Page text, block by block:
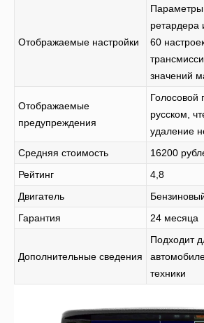
Отображаемые настройки
Параметры
ретардера
60
значений
Отображаемые
предупреждения
Голосовой
русском,
удаление
Средняя стоимость
16200
Рейтинг
4,8
Двигатель
Гарантия
24 месяца
Дополнительные сведения
Подходит
техники